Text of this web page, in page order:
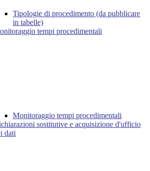
Tipologie di procedimento (da pubblicare
in tabelle)
tempi procedimentali
Monitoraggio tempi procedimentali
sostitutive e acquisizione d'ufficio
dati